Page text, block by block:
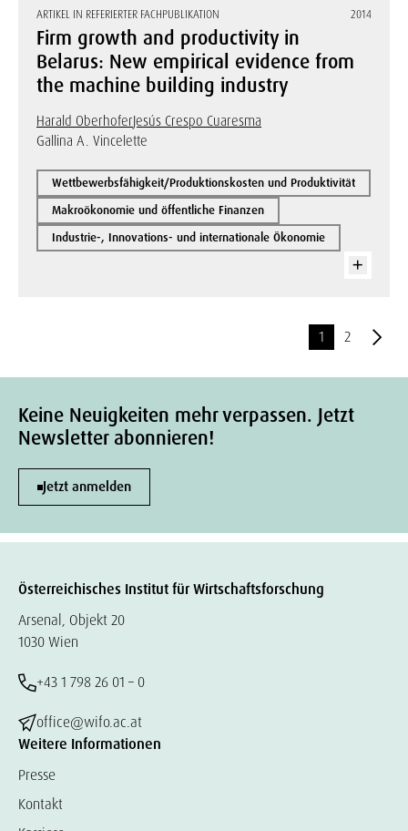
ARTIKEL IN REFERIERTER FACHPUBLIKATION 2014
Firm growth and productivity in
Belarus: New empirical evidence from
the machine building industry
Harald OberhoferJesús Crespo Cuaresma
Gallina A. Vincelette
Wettbewerbsfähigkeit/Produktionskosten und Produktivität
Makroökonomie und öffentliche Finanzen
Industrie-, Innovations- und internationale Ökonomie
1 2
Keine Neuigkeiten mehr verpassen. Jetzt
Newsletter abonnieren!
Jetzt anmelden
Österreichisches Institut für Wirtschaftsforschung
Arsenal, Objekt 20
1030 Wien
+43 1 798 26 01 – 0
office@wifo.ac.at
Weitere Informationen
Presse
Kontakt